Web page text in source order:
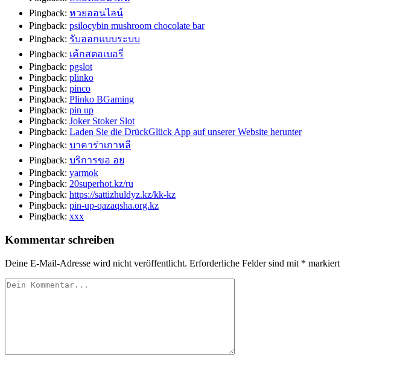
Pingback: หวยออนไลน์
Pingback: psilocybin mushroom chocolate bar
Pingback: รับออกแบบระบบ
Pingback: เค้กสตอเบอรี่
Pingback: pgslot
Pingback: plinko
Pingback: pinco
Pingback: Plinko BGaming
Pingback: pin up
Pingback: Joker Stoker Slot
Pingback: Laden Sie die DrückGlück App auf unserer Website herunter
Pingback: บาคาร่าเกาหลี
Pingback: บริการขอ อย
Pingback: yarmok
Pingback: 20superhot.kz/ru
Pingback: https://sattizhuldyz.kz/kk-kz
Pingback: pin-up-qazaqsha.org.kz
Pingback: xxx
Kommentar schreiben
Deine E-Mail-Adresse wird nicht veröffentlicht. Erforderliche Felder sind mit * markiert